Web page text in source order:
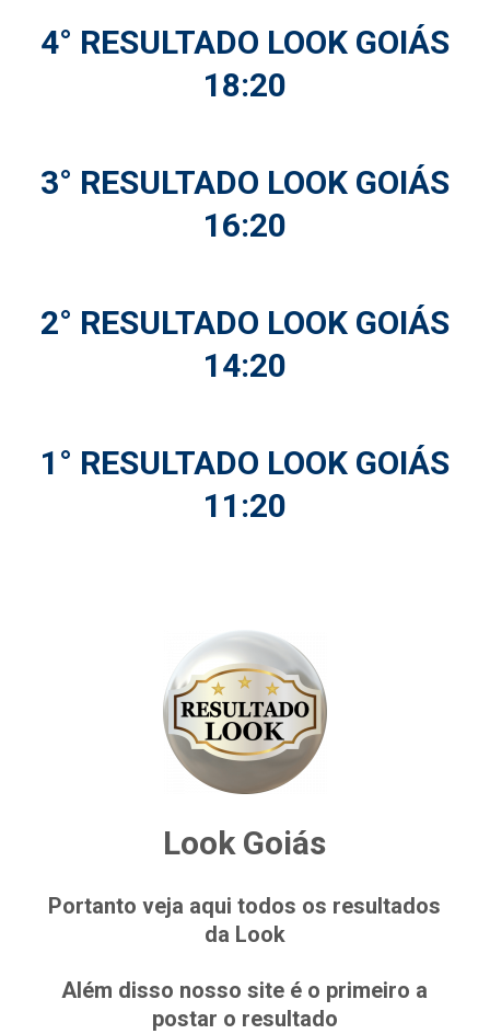
4° RESULTADO LOOK GOIÁS
18:20
3° RESULTADO LOOK GOIÁS
16:20
2° RESULTADO LOOK GOIÁS
14:20
1° RESULTADO LOOK GOIÁS
11:20
Look Goiás
Portanto veja aqui todos os resultados
da Look
Além disso nosso site é o primeiro a
postar o resultado